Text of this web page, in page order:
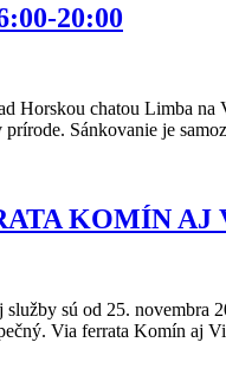
20:00
Horskou chatou Limba
prírode. Sánkovanie je
KOMÍN AJ
služby sú od 25.
Via ferrata Komín aj